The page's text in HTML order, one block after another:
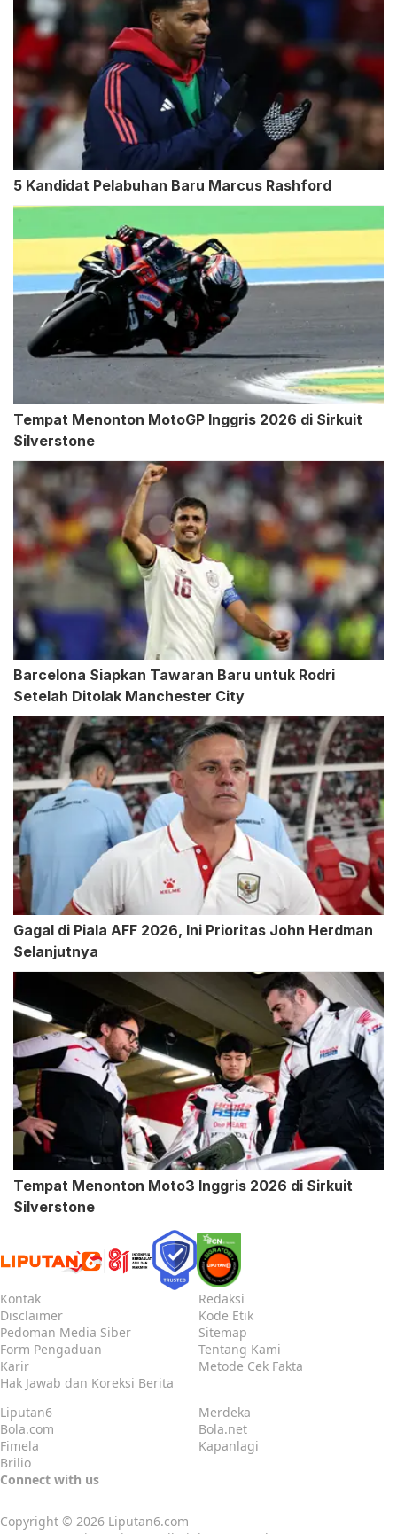
5 Kandidat Pelabuhan Baru Marcus Rashford
Tempat Menonton MotoGP Inggris 2026 di Sirkuit
Silverstone
Barcelona Siapkan Tawaran Baru untuk Rodri
Setelah Ditolak Manchester City
Gagal di Piala AFF 2026, Ini Prioritas John Herdman
Selanjutnya
Tempat Menonton Moto3 Inggris 2026 di Sirkuit
Silverstone
Kontak
Redaksi
Disclaimer
Kode Etik
Pedoman Media Siber
Sitemap
Form Pengaduan
Tentang Kami
Karir
Metode Cek Fakta
Hak Jawab dan Koreksi Berita
Liputan6
Merdeka
Bola.com
Bola.net
Fimela
Kapanlagi
Brilio
Connect with us
Copyright © 2026 Liputan6.com